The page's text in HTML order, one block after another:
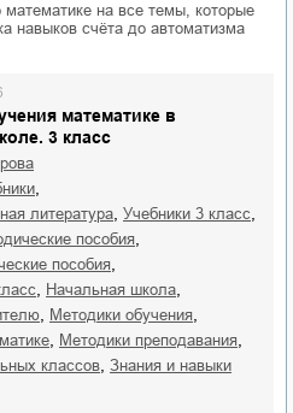
на все темы, которые
навыков счёта до автоматизма
математике в
3 класс
литература учебники 3 класс
пособия
пособия
начальная школа
методики обучения
методики преподавания
классов знания и навыки